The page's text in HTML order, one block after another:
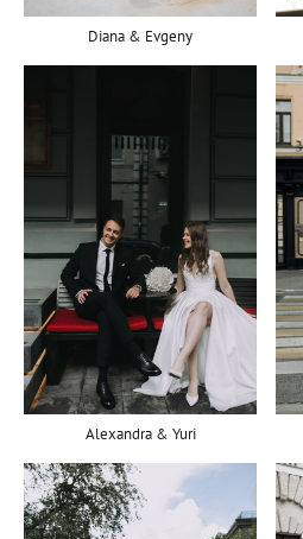
Diana & Evgeny
Alexandra & Yuri